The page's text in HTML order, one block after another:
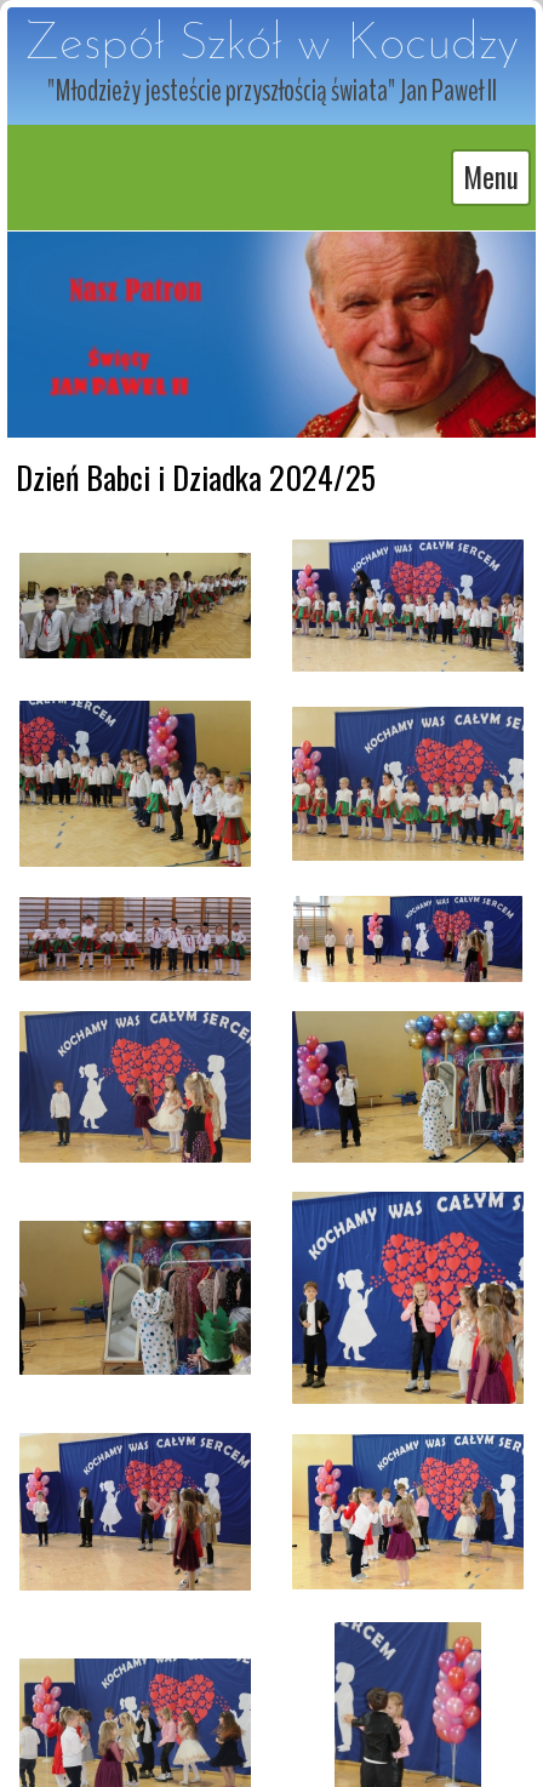
Zespół Szkół w Kocudzy
"Młodzieży jesteście przyszłością świata" Jan Paweł II
Menu
Dzień Babci i Dziadka 2024/25